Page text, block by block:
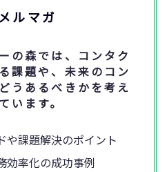
ルマガ
の森では、コンタク
課題や、未来のコン
うあるべきかを考え
います。
や課題解決のポイント
効率化の成功事例